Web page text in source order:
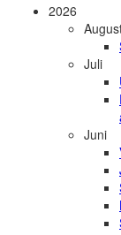
2026
Juli
Juni